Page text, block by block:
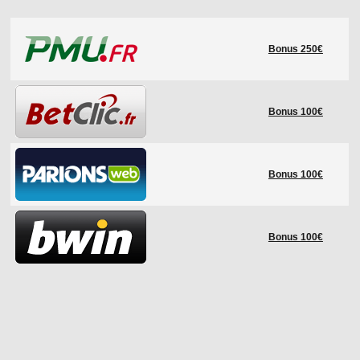
LES STADES
HISTORIQUE
COUPE DES CONFÉDÉRATIONS
Bonus 250€
Bonus 100€
Bonus 100€
Bonus 100€